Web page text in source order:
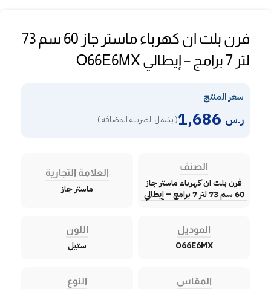
فرن بلت ان كهرباء ماستر جاز 60 سم 73
لتر 7 برامج – إيطالي O66E6MX
سعر المنتج
ر.س ( يشمل الضريبة المضافة )
الصنف
فرن بلت ان كهرباء ماستر جاز
60 سم 73 لتر 7 برامج – إيطالي
العلامة التجارية
ماستر جاز
الموديل
O66E6MX
اللون
ستيل
المقاس النوع